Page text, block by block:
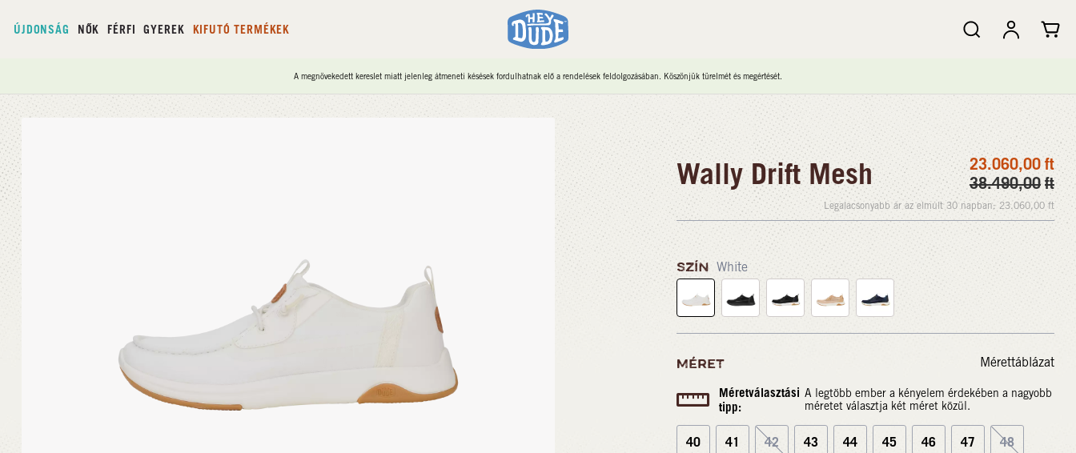
ÚJDONSÁG NŐK FÉRFI GYEREK KIFUTÓ TERMÉKEK
A megnövekedett kereslet miatt jelenleg átmeneti késések fordulhatnak elő a rendelések feldolgozásában. Köszönjük türelmét és megértését.
Wally Drift Mesh 23.060,00 ft
38.490,00 ft
Legalacsonyabb ár az elmúlt 30 napban: 23.060,00 ft
SZÍN White
MÉRET Mérettáblázat
Méretválasztási
tipp:
A legtöbb ember a kényelem érdekében a nagyobb
méretet választja két méret közül.
40 41 42 43 44 45 46 47 48